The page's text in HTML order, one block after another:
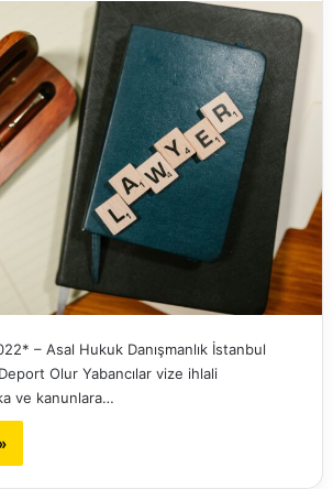
– Asal Hukuk Danışmanlık İstanbul
Olur Yabancılar vize ihlali
ve kanunlara…